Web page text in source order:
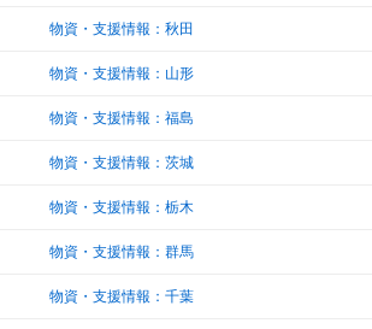
物資・支援情報：秋田
物資・支援情報：山形
物資・支援情報：福島
物資・支援情報：茨城
物資・支援情報：栃木
物資・支援情報：群馬
物資・支援情報：千葉